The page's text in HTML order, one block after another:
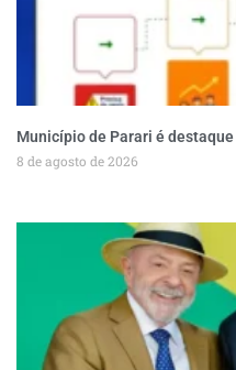
Município de Parari é
8 de agosto de 2026